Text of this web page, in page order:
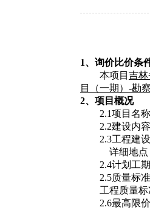
1、询价比价条
本项目 吉
目（一期） -勘
2、项目概况
2.1项目名称
2.2建设内容
2.3工程建
详细地点
2.4计划工期
2.5质量标准
工程质量标
2.6最高限